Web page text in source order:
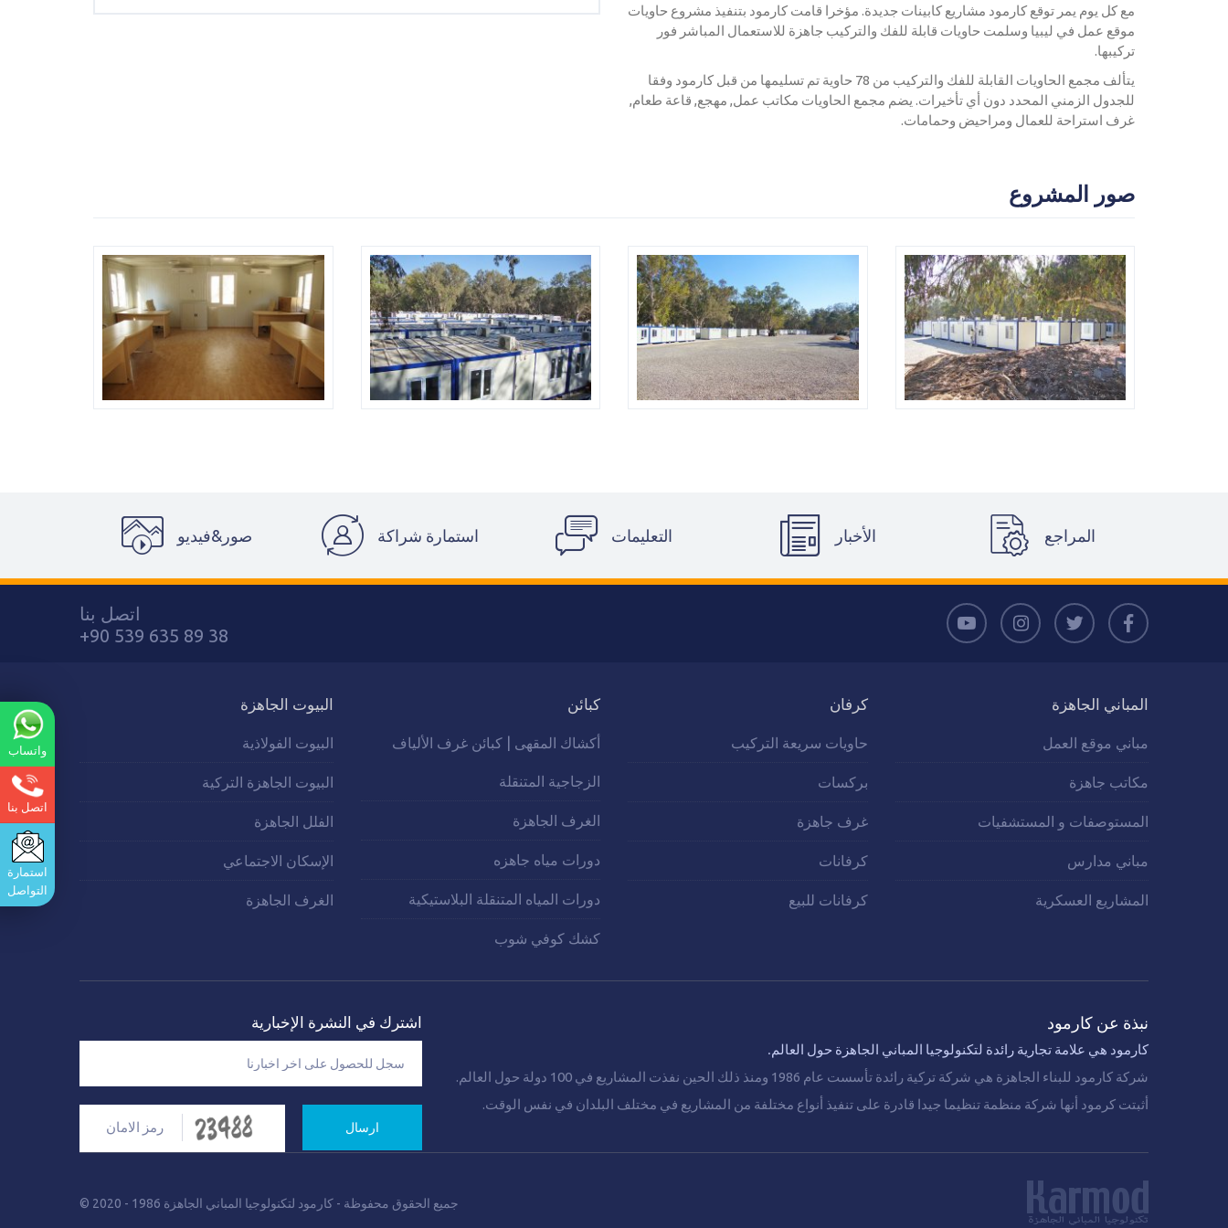
مع كل يوم يمر توقع كارمود مشاريع كابينات جديدة. مؤخرا قامت كارمود بتنفيذ مشروع حاويات
موقع عمل في ليبيا وسلمت حاويات قابلة للفك والتركيب جاهزة للاستعمال المباشر فور
تركيبها.
يتألف مجمع الحاويات القابلة للفك والتركيب من 78 حاوية تم تسليمها من قبل كارمود وفقا
للجدول الزمني المحدد دون أي تأخيرات. يضم مجمع الحاويات مكاتب عمل, مهجع, قاعة طعام,
غرف استراحة للعمال ومراحيض وحمامات.
صور المشروع
صور&فيديو استمارة شراكة التعليمات الأخبار المراجع
اتصل بنا
+90 539 635 89 38
المباني الجاهزة
مباني موقع العمل
مكاتب جاهزة
المستوصفات و المستشفيات
مباني مدارس
المشاريع العسكرية
كرفان
حاويات سريعة التركيب
بركسات
غرف جاهزة
كرفانات
كرفانات للبيع
كبائن
أكشاك المقهى | كبائن غرف الألياف
الزجاجية المتنقلة
الغرف الجاهزة
دورات مياه جاهزه
دورات المياه المتنقلة البلاستيكية
كشك كوفي شوب
البيوت الجاهزة
البيوت الفولاذية
البيوت الجاهزة التركية
الفلل الجاهزة
الإسكان الاجتماعي
الغرف الجاهزة
نبذة عن كارمود
كارمود هي علامة تجارية رائدة لتكنولوجيا المباني الجاهزة حول العالم.
شركة كارمود للبناء الجاهزة هي شركة تركية رائدة تأسست عام 1986 ومنذ ذلك الحين نفذت المشاريع في 100 دولة حول العالم.
أثبتت كرمود أنها شركة منظمة تنظيما جيدا قادرة على تنفيذ أنواع مختلفة من المشاريع في مختلف البلدان في نفس الوقت.
اشترك في النشرة الإخبارية
ارسال
جميع الحقوق محفوظة - كارمود لتكنولوجيا المباني الجاهزة 1986 - 2020 ©
واتساب
اتصل بنا
استمارة
التواصل